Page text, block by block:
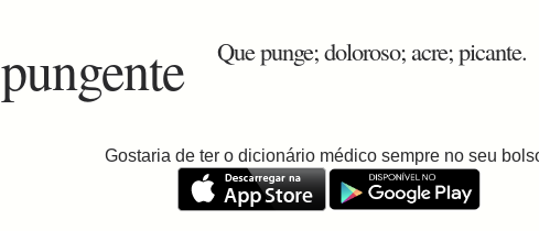
pungente Que punge; doloroso; acre; picante.
Gostaria de ter o dicionário médico sempre no seu